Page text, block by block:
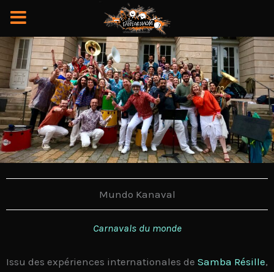
Aller
au
contenu
Mundo Kanaval
Carnavals du monde
Issu des expériences internationales de Samba Résille,